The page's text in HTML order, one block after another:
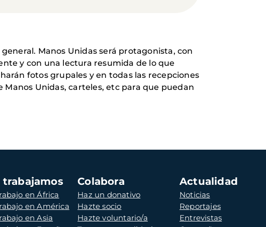
Manos Unidas será protagonista, con
y con una lectura resumida de lo que
fotos grupales y en todas las recepciones
Unidas, carteles, etc para que puedan
trabajamos
en África
en América
en Asia
Colabora
Haz un donativo
Hazte socio
Hazte voluntario/a
Actualidad
Noticias
Reportajes
Entrevistas